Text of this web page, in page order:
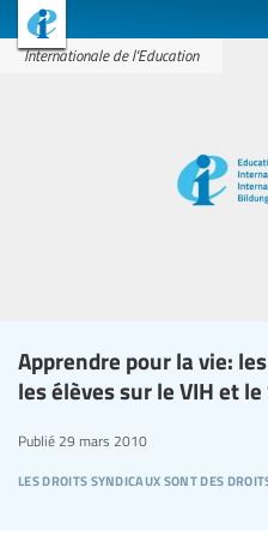
Internationale de l'Education
Apprendre pour la vie:
les élèves sur le VIH et le
les droits syndicaux sont des
Publié 29 mars 2010